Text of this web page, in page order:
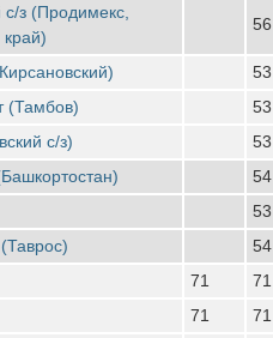
з (Продимекс,
край)
(Тамбов)
с/з)
53
54
71
71
71
71